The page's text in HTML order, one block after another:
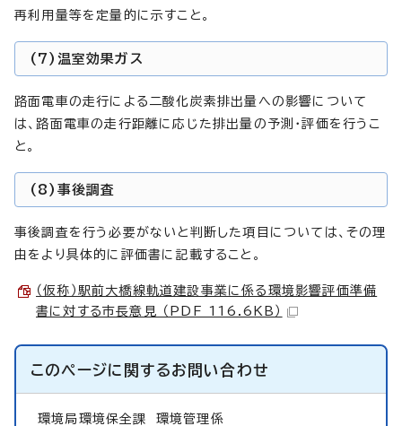
再利用量等を定量的に示すこと。
(7)温室効果ガス
路面電車の走行による二酸化炭素排出量への影響について
は、路面電車の走行距離に応じた排出量の予測・評価を行うこ
と。
(8)事後調査
事後調査を行う必要がないと判断した項目については、その理
由をより具体的に評価書に記載すること。
（仮称）駅前大橋線軌道建設事業に係る環境影響評価準備
書に対する市長意見 （PDF 116.6KB）
このページに関するお問い合わせ
環境局環境保全課 環境管理係